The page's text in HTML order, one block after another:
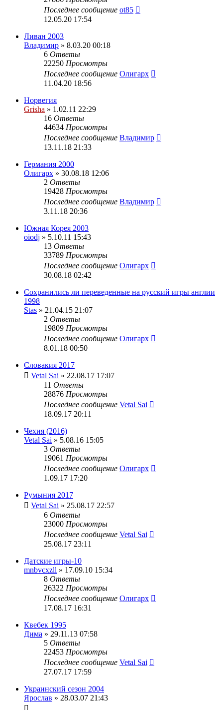
Последнее сообщение ot85
12.05.20 17:54
Ливан 2003
Владимир » 8.03.20 00:18
6 Ответы
22250 Просмотры
Последнее сообщение Олигарх
11.04.20 18:56
Норвегия
Grisha » 1.02.11 22:29
16 Ответы
44634 Просмотры
Последнее сообщение Владимир
13.11.18 21:33
Германия 2000
Олигарх » 30.08.18 12:06
2 Ответы
19428 Просмотры
Последнее сообщение Владимир
3.11.18 20:36
Южная Корея 2003
oiodj » 5.10.11 15:43
13 Ответы
33789 Просмотры
Последнее сообщение Олигарх
30.08.18 02:42
Сохранились ли переведенные на русский игры англии
1998
Stas » 21.04.15 21:07
2 Ответы
19809 Просмотры
Последнее сообщение Олигарх
8.01.18 00:50
Словакия 2017
Vetal Sai » 22.08.17 17:07
11 Ответы
28876 Просмотры
Последнее сообщение Vetal Sai
18.09.17 20:11
Чехия (2016)
Vetal Sai » 5.08.16 15:05
3 Ответы
19061 Просмотры
Последнее сообщение Олигарх
1.09.17 17:20
Румыния 2017
Vetal Sai » 25.08.17 22:57
6 Ответы
23000 Просмотры
Последнее сообщение Vetal Sai
25.08.17 23:11
Датские игры-10
mnbvcxzll » 17.09.10 15:34
8 Ответы
26322 Просмотры
Последнее сообщение Олигарх
17.08.17 16:31
Квебек 1995
Дима » 29.11.13 07:58
5 Ответы
22453 Просмотры
Последнее сообщение Vetal Sai
27.07.17 17:59
Украинский сезон 2004
Ярослав » 28.03.07 21:43